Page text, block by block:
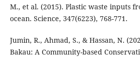
M., et al. (2015). Plastic waste inputs
ocean. Science, 347(6223), 768-771.
Jumin, R., Ahmad, S., & Hassan, N.
Bakau: A Community-based